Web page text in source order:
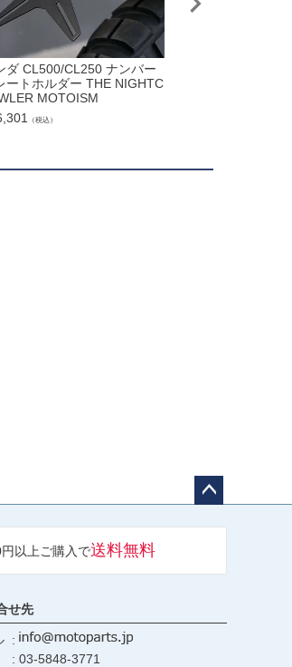
ダ CL500/CL250 ナンバー
ートホルダー THE NIGHTC
MOTOISM
（税込）
へ
以上ご購入で送料無料
せ先
03-5848-3771